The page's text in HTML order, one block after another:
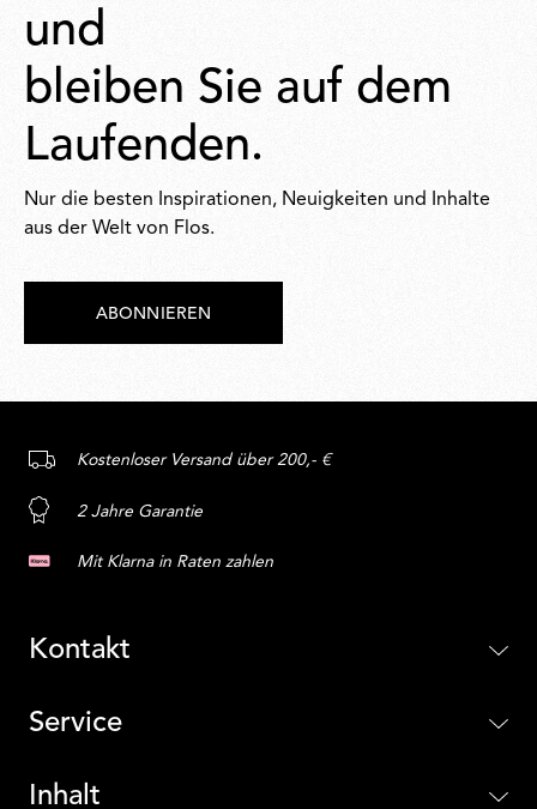
und
bleiben Sie auf dem
Laufenden.
Nur die besten Inspirationen, Neuigkeiten und Inhalte
aus der Welt von Flos.
ABONNIEREN
Kostenloser Versand über 200,- €
2 Jahre Garantie
Mit Klarna in Raten zahlen
Kontakt
Service
Inhalt